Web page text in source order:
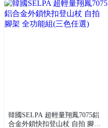
韓國SELPA 超輕量翔鳳7075鋁
合金外鎖快扣登山杖 自拍 腳架